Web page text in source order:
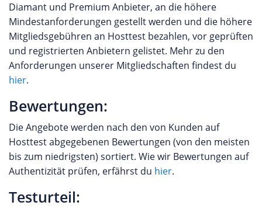
Diamant und Premium Anbieter, an die höhere
Mindestanforderungen gestellt werden und die höhere
Mitgliedsgebühren an Hosttest bezahlen, vor geprüften
und registrierten Anbietern gelistet. Mehr zu den
Anforderungen unserer Mitgliedschaften findest du
hier.
Bewertungen:
Die Angebote werden nach den von Kunden auf
Hosttest abgegebenen Bewertungen (von den meisten
bis zum niedrigsten) sortiert. Wie wir Bewertungen auf
Authentizität prüfen, erfährst du hier.
Testurteil: